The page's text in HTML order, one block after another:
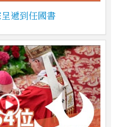
呈遞到任國書